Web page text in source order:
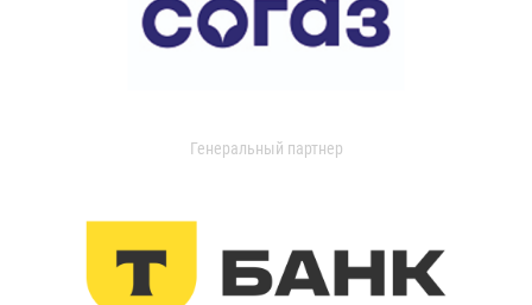
Генеральный партнер